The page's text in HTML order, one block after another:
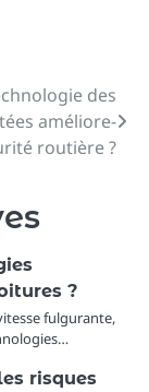
des
améliore-
routière ?
?
fulgurante,
risques